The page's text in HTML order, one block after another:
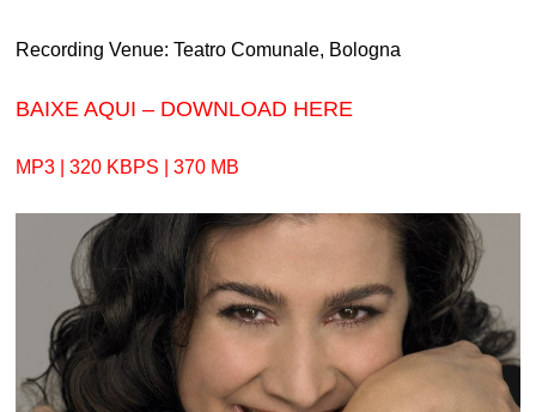
Recording Venue: Teatro Comunale, Bologna
BAIXE AQUI – DOWNLOAD HERE
MP3 | 320 KBPS | 370 MB